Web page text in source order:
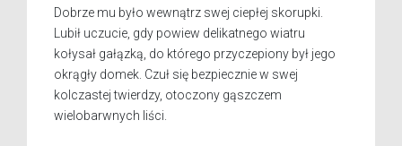
Dobrze mu było wewnątrz swej ciepłej skorupki.
Lubił uczucie, gdy powiew delikatnego wiatru
kołysał gałązką, do którego przyczepiony był jego
okrągły domek. Czuł się bezpiecznie w swej
kolczastej twierdzy, otoczony gąszczem
wielobarwnych liści.